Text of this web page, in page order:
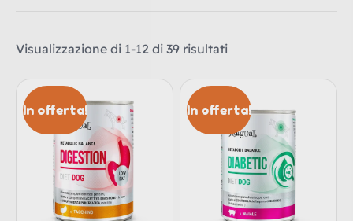
Visualizzazione di 1-12 di 39 risultati
In offerta! In offerta!